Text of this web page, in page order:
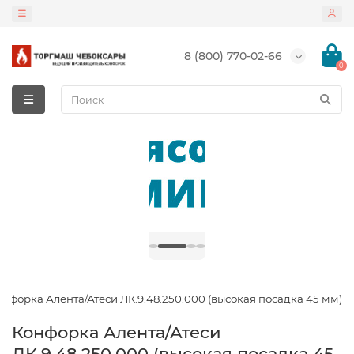
8 (800) 770-02-66
0
Алента/Атеси ЛК.9.48.250.000 (высокая посадка 45 мм)
Конфорка Алента/Атеси